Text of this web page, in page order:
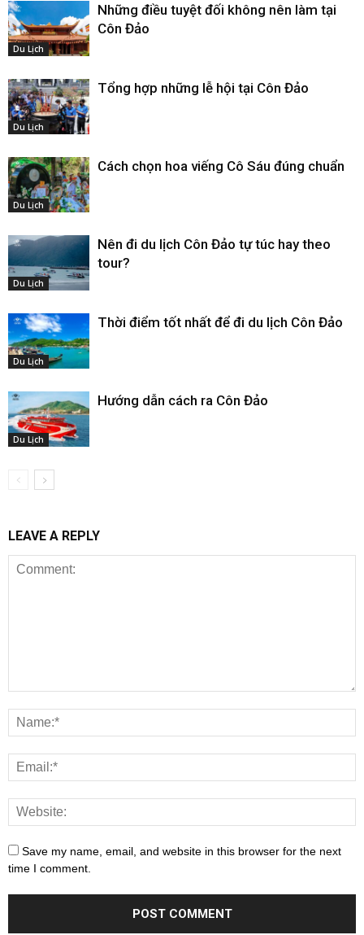
Du Lịch
Những điều tuyệt đối không nên làm tại
Côn Đảo
Du Lịch
Tổng hợp những lễ hội tại Côn Đảo
Du Lịch
Cách chọn hoa viếng Cô Sáu đúng chuẩn
Du Lịch
Nên đi du lịch Côn Đảo tự túc hay theo
tour?
Du Lịch
Thời điểm tốt nhất để đi du lịch Côn Đảo
Du Lịch
Hướng dẫn cách ra Côn Đảo
LEAVE A REPLY
Save my name, email, and website in this browser for the next
time I comment.